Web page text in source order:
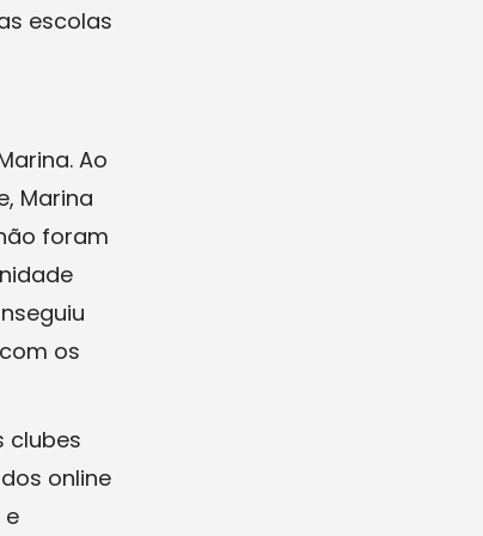
escolas
Ao
Marina
foram
os
clubes
online
e